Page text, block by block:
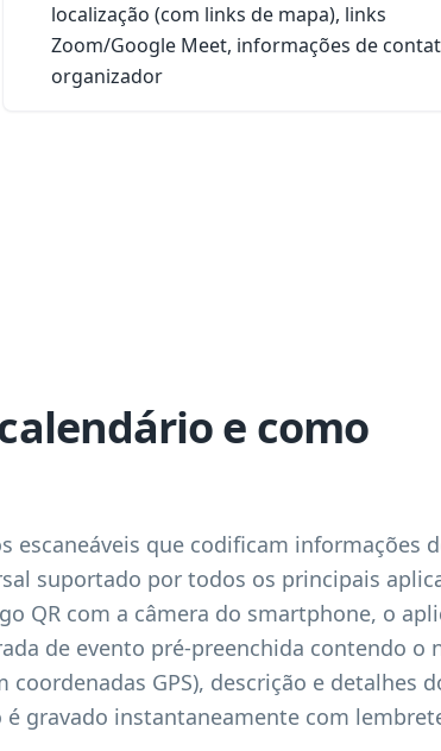
localização (com links de mapa), links
Zoom/Google Meet, informações de
organizador
e como
escaneáveis ​​que codificam informações
suportado por todos os principais
QR com a câmera do smartphone, o
de evento pré-preenchida contendo o
GPS), descrição e detalhes
é gravado instantaneamente com